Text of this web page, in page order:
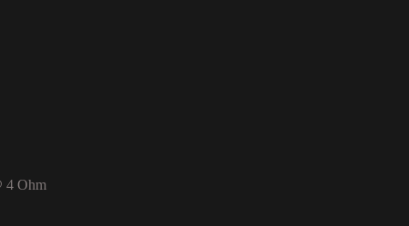
4 Ohm